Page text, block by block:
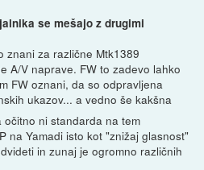
se mešajo z drugimi
znani za različne Mtk1389
A/V naprave. FW to zadevo lahko
FW oznani, da so odpravljena
ukazov... a vedno še kakšna
očitno ni standarda na tem
na Yamadi isto kot "znižaj glasnost"
in zunaj je ogromno različnih